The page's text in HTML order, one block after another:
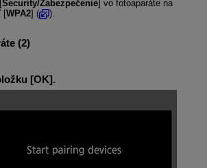
Security/Zabezpečenie] vo fotoaparáte na
[WPA2] ( ).
(2)
[OK].